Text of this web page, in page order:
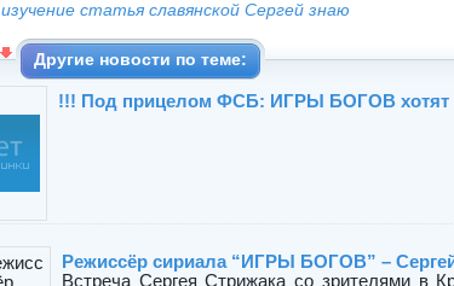
изучение статья славянской Сергей знаю
Другие новости по теме:
!!! Под прицелом ФСБ: ИГРЫ БОГОВ хотят
Режиссёр сириала “ИГРЫ БОГОВ” –
Встреча Сергея Стрижака со зрителями в